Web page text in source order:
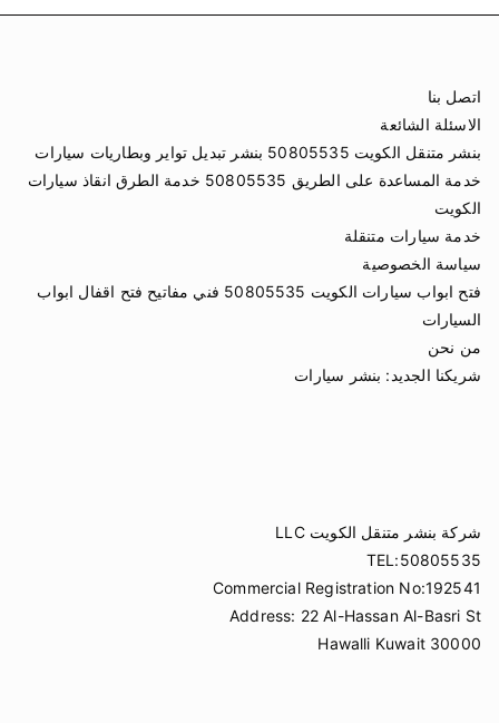
اتصل بنا
الاسئلة الشائعة
بنشر متنقل الكويت 50805535 بنشر تبديل تواير وبطاريات سيارات
خدمة المساعدة على الطريق 50805535 خدمة الطرق انقاذ سيارات
الكويت
خدمة سيارات متنقلة
سياسة الخصوصية
فتح ابواب سيارات الكويت 50805535 فني مفاتيح فتح اقفال ابواب
السيارات
من نحن
شريكنا الجديد: بنشر سيارات
شركة بنشر متنقل الكويت LLC
TEL:50805535
Commercial Registration No:192541
Address: 22 Al-Hassan Al-Basri St
Hawalli Kuwait 30000